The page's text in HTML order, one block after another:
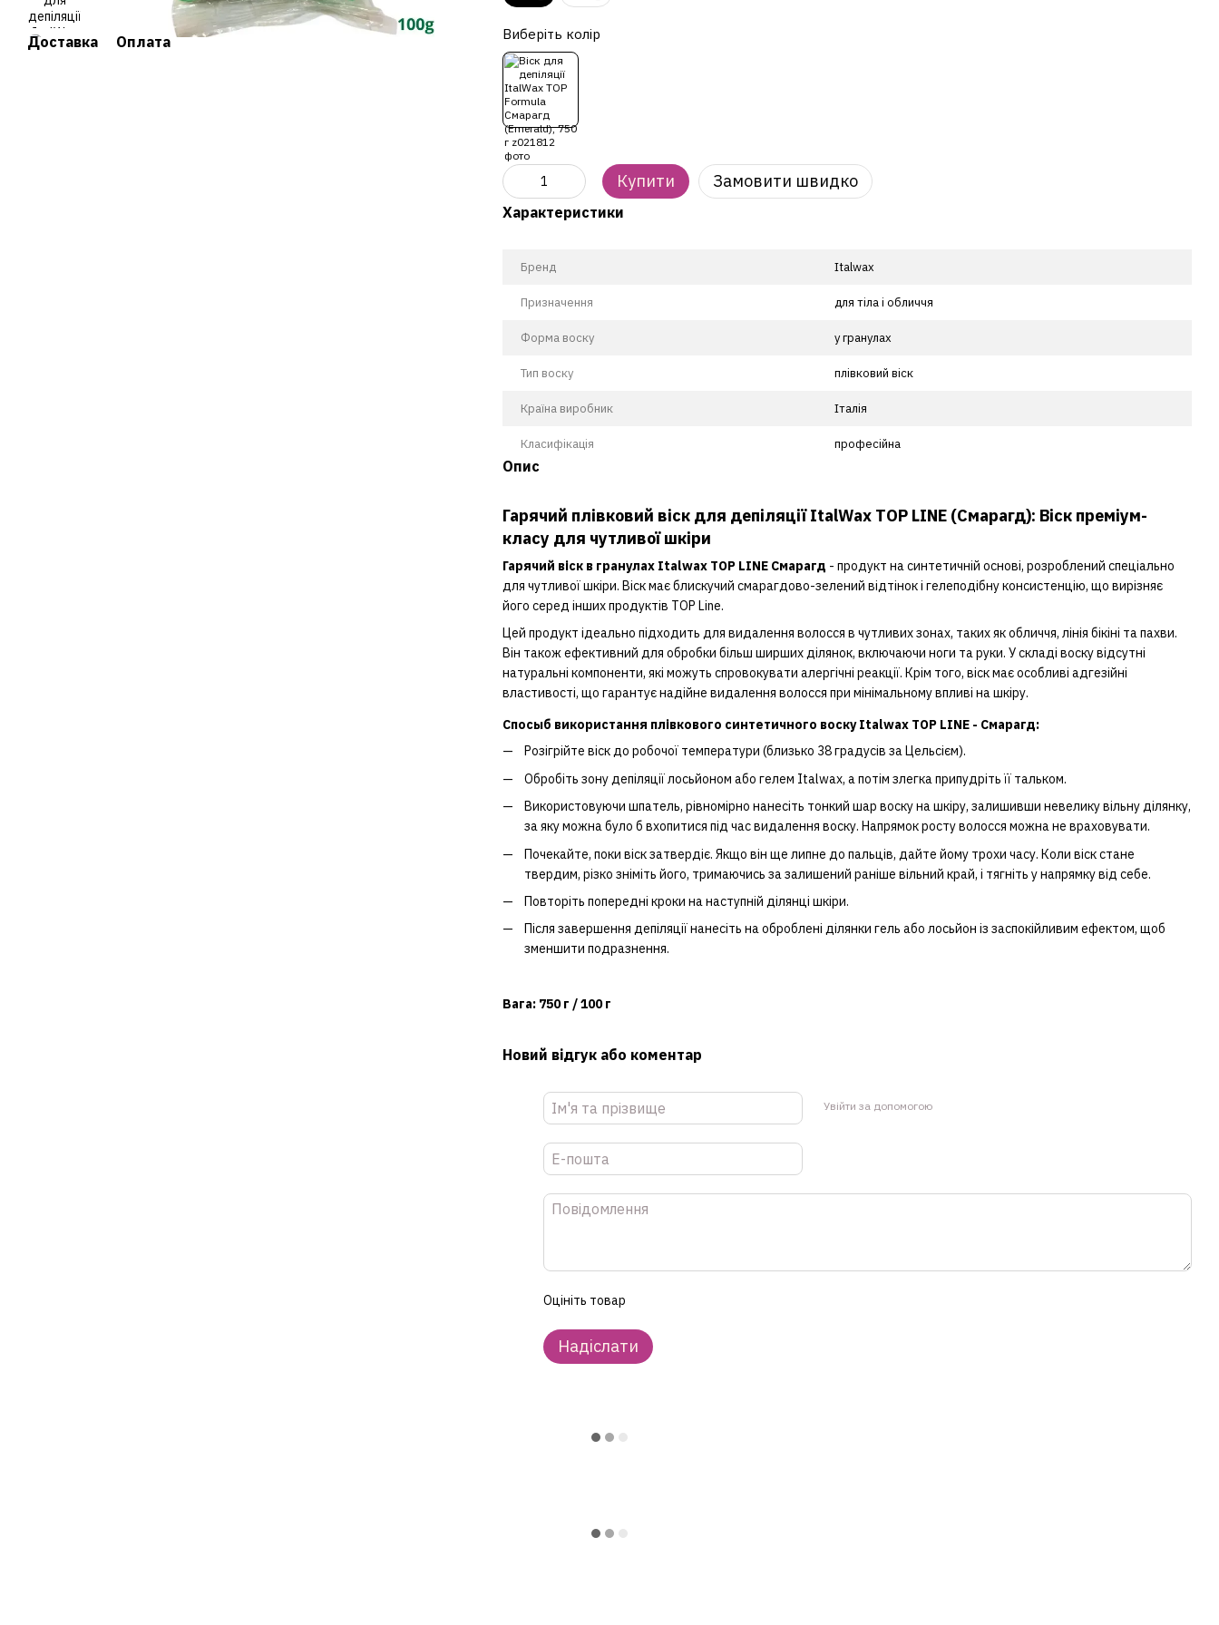
Доставка Оплата Виберіть колір
Купити Замовити швидко
Характеристики
Бренд Italwax
Призначення для тіла і обличчя
Форма воску у гранулах
Тип воску плівковий віск
Країна виробник Італія
Класифікація професійна
Опис
Гарячий плівковий віск для депіляції ItalWax TOP LINE (Смарагд): Віск преміум-
класу для чутливої шкіри
Гарячий віск в гранулах Italwax TOP LINE Смарагд - продукт на синтетичній основі, розроблений спеціально
для чутливої шкіри. Віск має блискучий смарагдово-зелений відтінок і гелеподібну консистенцію, що вирізняє
його серед інших продуктів TOP Line.
Цей продукт ідеально підходить для видалення волосся в чутливих зонах, таких як обличчя, лінія бікіні та пахви.
Він також ефективний для обробки більш ширших ділянок, включаючи ноги та руки. У складі воску відсутні
натуральні компоненти, які можуть спровокувати алергічні реакції. Крім того, віск має особливі адгезійні
властивості, що гарантує надійне видалення волосся при мінімальному впливі на шкіру.
Спосыб використання плівкового синтетичного воску Italwax TOP LINE - Смарагд:
Розігрійте віск до робочої температури (близько 38 градусів за Цельсієм).
Обробіть зону депіляції лосьйоном або гелем Italwax, а потім злегка припудріть її тальком.
Використовуючи шпатель, рівномірно нанесіть тонкий шар воску на шкіру, залишивши невелику вільну ділянку,
за яку можна було б вхопитися під час видалення воску. Напрямок росту волосся можна не враховувати.
Почекайте, поки віск затвердіє. Якщо він ще липне до пальців, дайте йому трохи часу. Коли віск стане
твердим, різко зніміть його, тримаючись за залишений раніше вільний край, і тягніть у напрямку від себе.
Повторіть попередні кроки на наступній ділянці шкіри.
Після завершення депіляції нанесіть на оброблені ділянки гель або лосьйон із заспокійливим ефектом, щоб
зменшити подразнення.
Вага: 750 г / 100 г
Новий відгук або коментар
Увійти за допомогою
Оцініть товар
Надіслати